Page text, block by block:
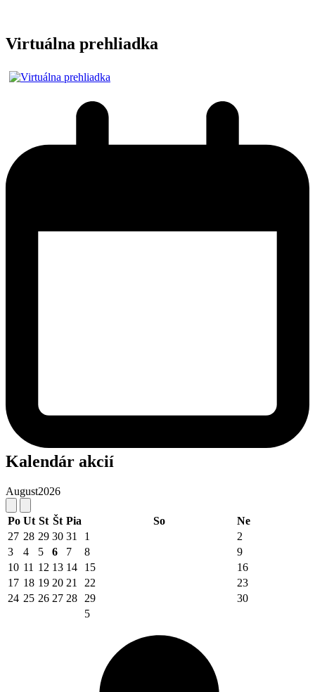
Virtuálna prehliadka
Kalendár akcií
August2026
Po Ut St Št Pia So
Ne
27 28 29 30 31 1
2
3
4 5 6 7 8
9
10 11 12 13 14 15
16
17 18 19 20 21 22
23
24 25 26 27 28 29
30
5